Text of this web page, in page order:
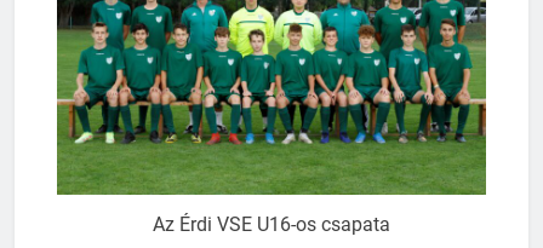
Az Érdi VSE U16-os csapata